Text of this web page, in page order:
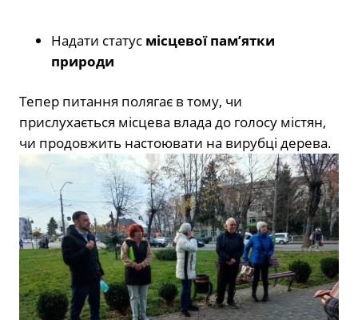
Надати статус місцевої пам’ятки
природи
Тепер питання полягає в тому, чи
прислухається місцева влада до голосу містян,
чи продовжить настоювати на вирубці дерева.